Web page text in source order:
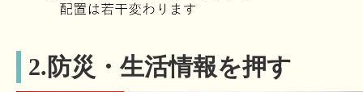
2.防災・生活情報を押す